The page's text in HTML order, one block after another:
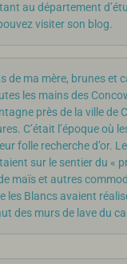
au département
visiter son blog.
de ma mère, brunes et
les mains des
près de la ville de
C’était l’époque où
folle recherche d’or.
sur le sentier du «
maïs et autres
les Blancs avaient
des murs de lave du